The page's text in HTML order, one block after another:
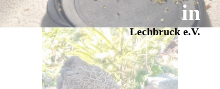
in
Lechbruck e.V.